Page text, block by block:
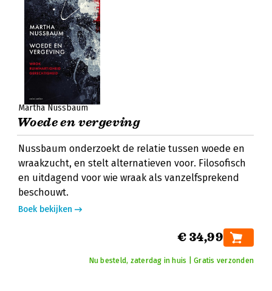
Martha Nussbaum
Woede en vergeving
Nussbaum onderzoekt de relatie tussen woede en
wraakzucht, en stelt alternatieven voor. Filosofisch
en uitdagend voor wie wraak als vanzelfsprekend
beschouwt.
Boek bekijken
€ 34,99
Nu besteld, zaterdag in huis | Gratis verzonden